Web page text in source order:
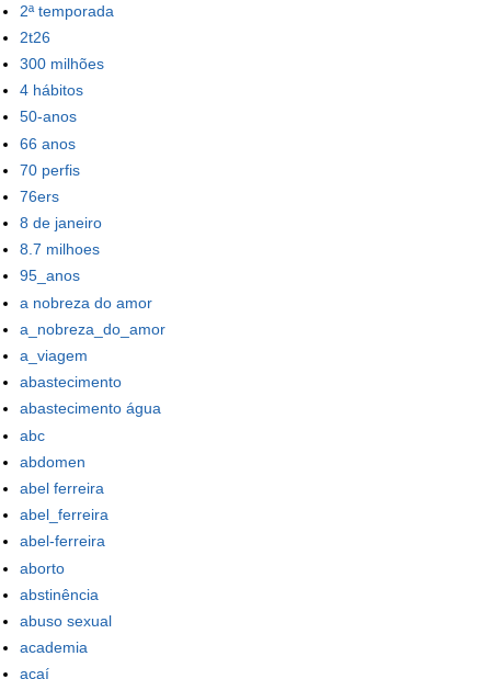
2ª temporada
2t26
300 milhões
4 hábitos
50-anos
66 anos
70 perfis
76ers
8 de janeiro
8.7 milhoes
95_anos
a nobreza do amor
a_nobreza_do_amor
a_viagem
abastecimento
abastecimento água
abc
abdomen
abel ferreira
abel_ferreira
abel-ferreira
aborto
abstinência
abuso sexual
academia
açaí